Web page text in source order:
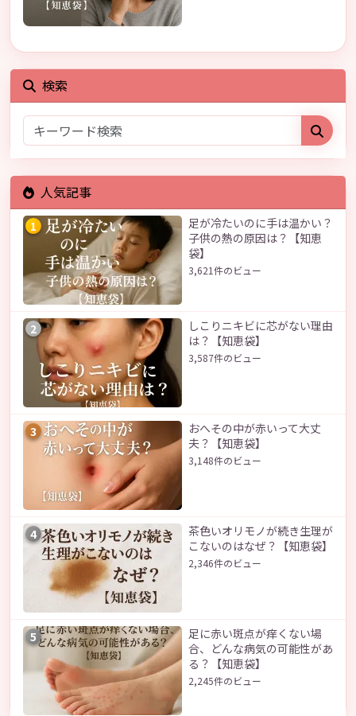
検索
人気記事
1
足が冷たいのに手は温かい？
子供の熱の原因は？【知恵
袋】
3,621件のビュー
2
しこりニキビに芯がない理由
は？【知恵袋】
3,587件のビュー
3
おへその中が赤いって大丈
夫？【知恵袋】
3,148件のビュー
4
茶色いオリモノが続き生理が
こないのはなぜ？【知恵袋】
2,346件のビュー
5
足に赤い斑点が痒くない場
合、どんな病気の可能性があ
る？【知恵袋】
2,245件のビュー